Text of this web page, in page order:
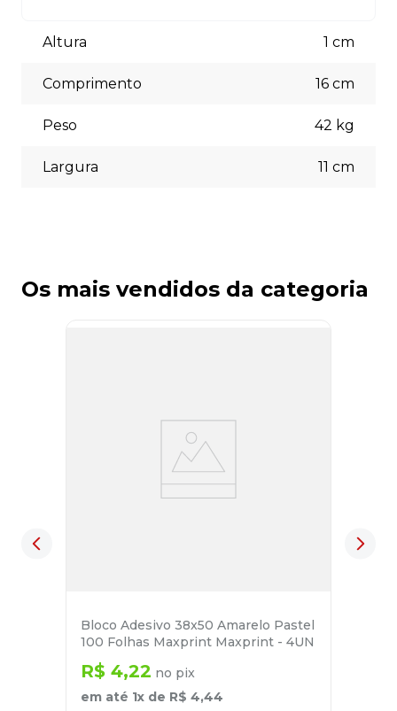
(5% off) cartões de crédito, boleto bancário. Você pode
escolher a opção que melhor se adapte às suas
Altura 1 cm
Comprimento 16 cm
Peso 42 kg
Largura 11 cm
Os mais vendidos da categoria
Bloco Adesivo 38x50 Amarelo Pastel
100 Folhas Maxprint Maxprint - 4UN
R$ 4,22 no pix
em até 1x de R$ 4,44